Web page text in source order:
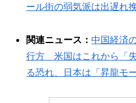
ール街の弱気派は出遅れ
関連ニュース：中国経済
行方 米国はこれから「
る恐れ、日本は「昇龍モ